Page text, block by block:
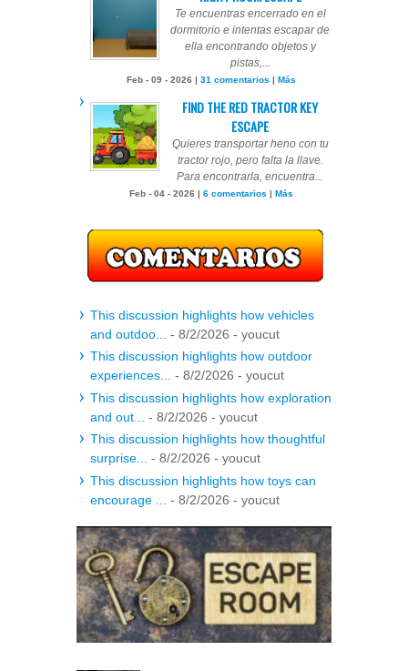
Te encuentras encerrado en el
dormitorio e intentas escapar de
ella encontrando objetos y
pistas,...
Feb - 09 - 2026 | 31 comentarios | Más
FIND THE RED TRACTOR KEY
ESCAPE
Quieres transportar heno con tu
tractor rojo, pero falta la llave.
Para encontrarla, encuentra...
Feb - 04 - 2026 | 6 comentarios | Más
This discussion highlights how vehicles
and outdoo...
- 8/2/2026 - youcut
This discussion highlights how outdoor
experiences... - 8/2/2026 - youcut
This discussion highlights how exploration
and out...
- 8/2/2026 - youcut
This discussion highlights how thoughtful
surprise... - 8/2/2026 - youcut
This discussion highlights how toys can
encourage ...
- 8/2/2026 - youcut